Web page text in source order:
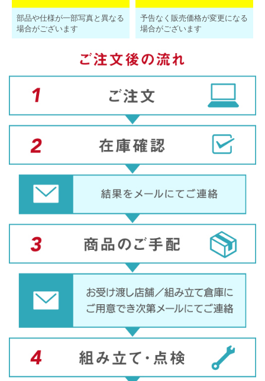
部品や仕様が一部写真と異なる
場合がございます
予告なく販売価格が変更になる
場合がございます